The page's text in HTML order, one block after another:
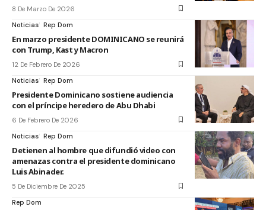
8 De Marzo De 2026
Noticias Rep Dom
En marzo presidente DOMINICANO se reunirá
con Trump, Kast y Macron
12 De Febrero De 2026
Noticias Rep Dom
Presidente Dominicano sostiene audiencia
con el príncipe heredero de Abu Dhabi
6 De Febrero De 2026
Noticias Rep Dom
Detienen al hombre que difundió video con
amenazas contra el presidente dominicano
Luis Abinader.
5 De Diciembre De 2025
Rep Dom